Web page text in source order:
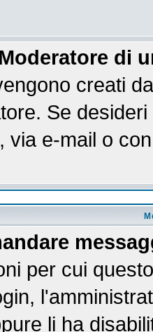
di
creati
Se
via e-mail o
per cui
li ha